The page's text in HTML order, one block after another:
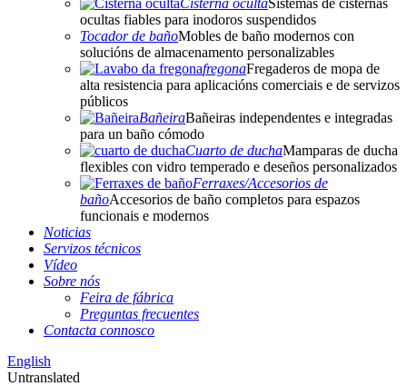
Cisterna ocultaSistemas de cisternas
ocultas fiables para inodoros suspendidos
Tocador de bañoMobles de baño modernos con
solucións de almacenamento personalizables
fregonaFregaderos de mopa de
alta resistencia para aplicacións comerciais e de servizos
públicos
BañeiraBañeiras independentes e integradas
para un baño cómodo
Cuarto de duchaMamparas de ducha
flexibles con vidro temperado e deseños personalizados
Ferraxes/Accesorios de
bañoAccesorios de baño completos para espazos
funcionais e modernos
Noticias
Servizos técnicos
Vídeo
Sobre nós
Feira de fábrica
Preguntas frecuentes
Contacta connosco
English
Untranslated